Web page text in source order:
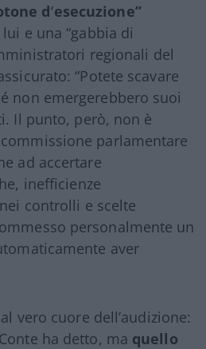
d’esecuzione”
e una “gabbia di
regionali del
“Potete scavare
non emergerebbero suoi
Il punto, però, non è
parlamentare
ad accertare
inefficienze
controlli e scelte
personalmente un
aver
vero cuore dell’audizione:
ha detto, ma quello